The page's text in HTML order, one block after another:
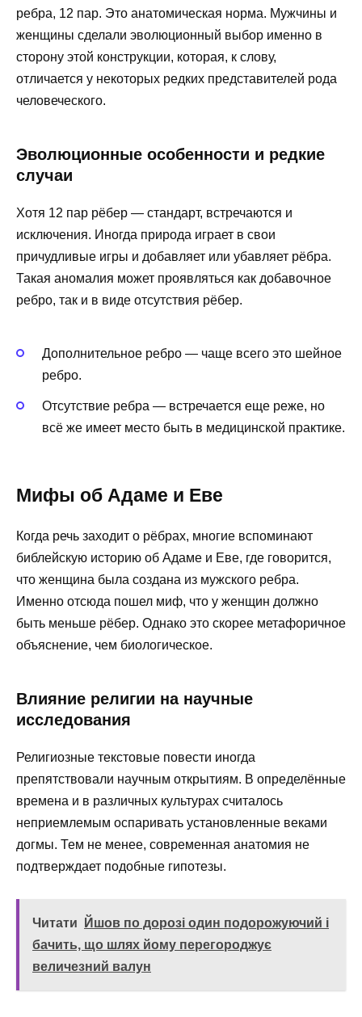
ребра, 12 пар. Это анатомическая норма. Мужчины и
женщины сделали эволюционный выбор именно в
сторону этой конструкции, которая, к слову,
отличается у некоторых редких представителей рода
человеческого.
Эволюционные особенности и редкие
случаи
Хотя 12 пар рёбер — стандарт, встречаются и
исключения. Иногда природа играет в свои
причудливые игры и добавляет или убавляет рёбра.
Такая аномалия может проявляться как добавочное
ребро, так и в виде отсутствия рёбер.
Дополнительное ребро — чаще всего это шейное
ребро.
Отсутствие ребра — встречается еще реже, но
всё же имеет место быть в медицинской практике.
Мифы об Адаме и Еве
Когда речь заходит о рёбрах, многие вспоминают
библейскую историю об Адаме и Еве, где говорится,
что женщина была создана из мужского ребра.
Именно отсюда пошел миф, что у женщин должно
быть меньше рёбер. Однако это скорее метафоричное
объяснение, чем биологическое.
Влияние религии на научные
исследования
Религиозные текстовые повести иногда
препятствовали научным открытиям. В определённые
времена и в различных культурах считалось
неприемлемым оспаривать установленные веками
догмы. Тем не менее, современная анатомия не
подтверждает подобные гипотезы.
Читати
Йшов по дорозі один подорожуючий і
бачить, що шлях йому перегороджує
величезний валун